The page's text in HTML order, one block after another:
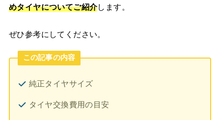
めタイヤについてご紹介します。
ぜひ参考にしてください。
この記事の内容
純正タイヤサイズ
タイヤ交換費用の目安